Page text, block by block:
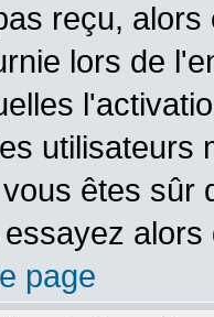
reçu,
lors de
utilisateurs
êtes sûr
page